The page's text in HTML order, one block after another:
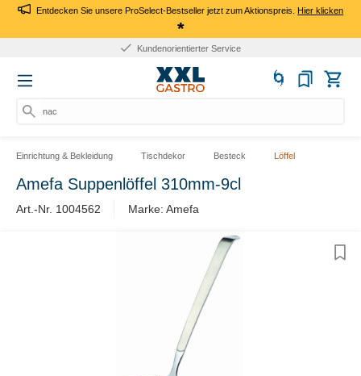
Entdecken Sie unsere ProSelect-Bestseller jetzt zum Aktionspreis.Hier klicken
*
Kundenorientierter Service
nach
Einrichtung & Bekleidung Tischdekor Besteck Löffel
Amefa Suppenlöffel 310mm-9cl
Art.-Nr. 1004562 Marke: Amefa